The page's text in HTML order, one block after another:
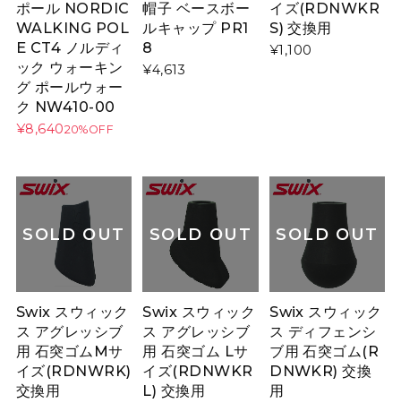
ポール NORDIC
WALKING POL
E CT4 ノルディ
ック ウォーキン
グ ポールウォー
ク NW410-00
¥8,64020%OFF
帽子 ベースボー
ルキャップ PR1
8
¥4,613
イズ(RDNWKR
S) 交換用
¥1,100
SOLD OUT
Swix スウィック
ス アグレッシブ
用 石突ゴムMサ
イズ(RDNWRK)
交換用
SOLD OUT
Swix スウィック
ス アグレッシブ
用 石突ゴム Lサ
イズ(RDNWKR
L) 交換用
SOLD OUT
Swix スウィック
ス ディフェンシ
ブ用 石突ゴム(R
DNWKR) 交換
用